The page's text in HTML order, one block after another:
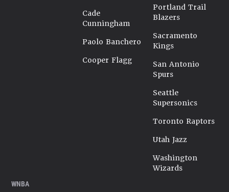
Cade
Cunningham
Paolo Banchero
Cooper Flagg
Portland Trail
Blazers
Sacramento
Kings
San Antonio
Spurs
Seattle
Supersonics
Toronto Raptors
Utah Jazz
Washington
Wizards
WNBA